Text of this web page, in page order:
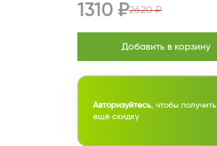
1310 ₽2620 ₽
Добавить в корзину
Авторизуйтесь , чтобы получить
ещё скидку